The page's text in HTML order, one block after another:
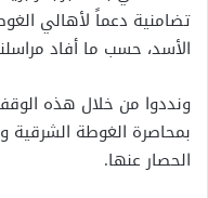
تضامنية دعماً لأهالي
الأسد، حسب ما أفاد
ونددوا من خلال هذه
بمحاصرة الغوطة الشرقية
الحصار عنها.